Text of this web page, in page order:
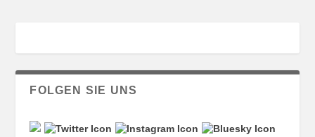
FOLGEN SIE UNS